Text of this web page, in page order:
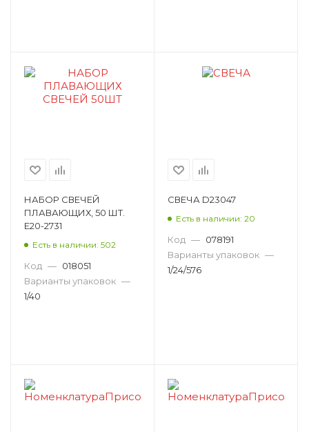
НАБОР СВЕЧЕЙ
ПЛАВАЮЩИХ, 50 ШТ.
E20-2731
Есть в наличии: 502
Код — 018051
Варианты упаковок —
1/40
СВЕЧА D23047
Есть в наличии: 20
Код — 078191
Варианты упаковок —
1/24/576